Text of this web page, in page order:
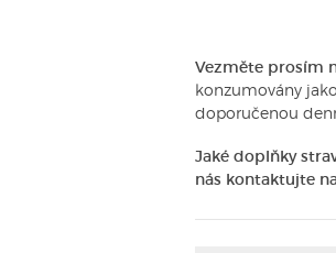
Vezměte prosím
konzumovány
doporučenou
Jaké doplňky
nás kontaktujte